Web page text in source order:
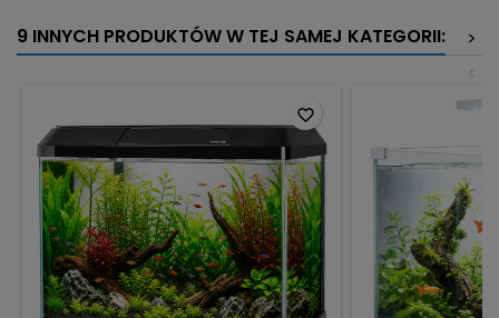
9 INNYCH PRODUKTÓW W TEJ SAMEJ KATEGORII:
>
<
favorite_border